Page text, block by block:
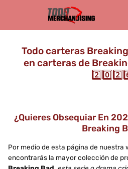
Todo carteras
en carteras de
¿Quieres Obsequiar En
Breaking
Por medio de esta página de nuestra
encontrarás la mayor colección de